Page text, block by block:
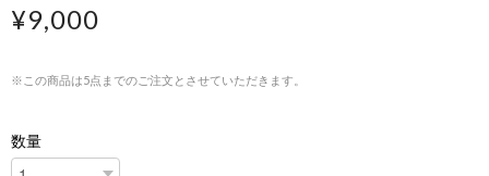
¥9,000
※この商品は5点までのご注文とさせていただきます。
数量